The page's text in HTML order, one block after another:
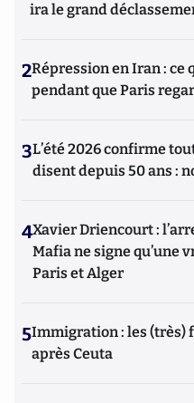
ira le grand
2Répression en Iran : ce
pendant que Paris
3L’été 2026 confirme
disent depuis 50 ans :
4Xavier Driencourt :
Mafia ne signe qu’une
Paris et Alger
5Immigration : les (très)
après Ceuta